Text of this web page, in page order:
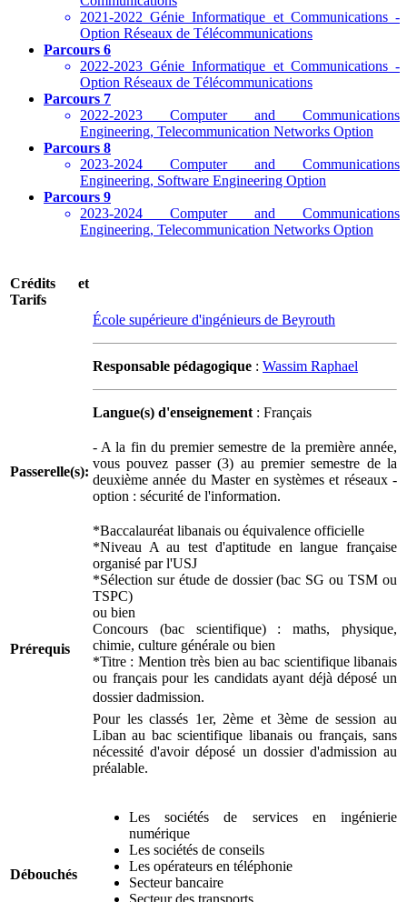
2021-2022 Génie Informatique et Communications -
Option Réseaux de Télécommunications
Parcours 6
2022-2023 Génie Informatique et Communications -
Option Réseaux de Télécommunications
Parcours 7
2022-2023 Computer and Communications
Engineering, Telecommunication Networks Option
Parcours 8
2023-2024 Computer and Communications
Engineering, Software Engineering Option
Parcours 9
2023-2024 Computer and Communications
Engineering, Telecommunication Networks Option
Crédits et
Tarifs
École supérieure d'ingénieurs de Beyrouth
Responsable pédagogique : Wassim Raphael
Langue(s) d'enseignement : Français
Passerelle(s):
- A la fin du premier semestre de la première année,
vous pouvez passer (3) au premier semestre de la
deuxième année du Master en systèmes et réseaux -
option : sécurité de l'information.
Prérequis
*Baccalauréat libanais ou équivalence officielle
*Niveau A au test d'aptitude en langue française
organisé par l'USJ
*Sélection sur étude de dossier (bac SG ou TSM ou
TSPC)
ou bien
Concours (bac scientifique) : maths, physique,
chimie, culture générale ou bien
*Titre : Mention très bien au bac scientifique libanais
ou français pour les candidats ayant déjà déposé un
dossier dadmission.
Pour les classés 1er, 2ème et 3ème de session au
Liban au bac scientifique libanais ou français, sans
nécessité d'avoir déposé un dossier d'admission au
préalable.
Débouchés
Les sociétés de services en ingénierie
numérique
Les sociétés de conseils
Les opérateurs en téléphonie
Secteur bancaire
Secteur des transports